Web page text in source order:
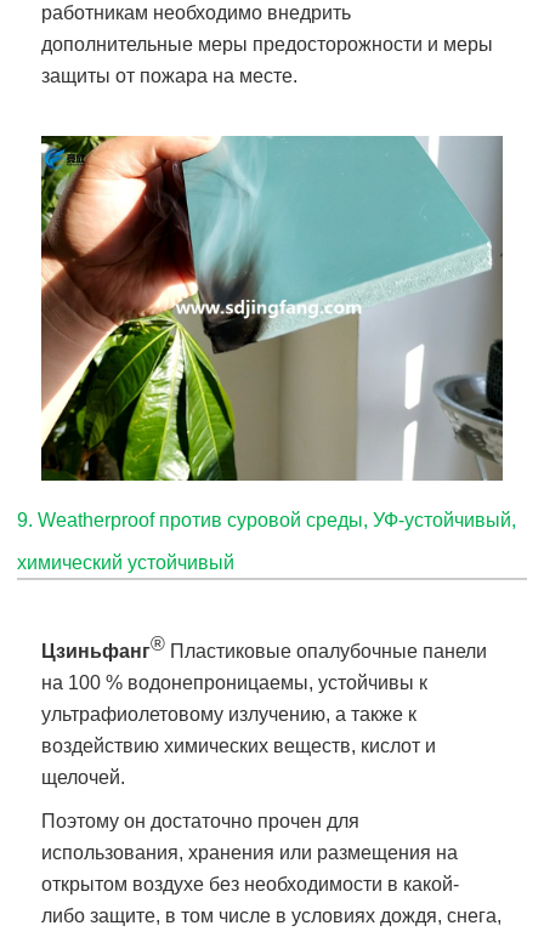
работникам необходимо внедрить
дополнительные меры предосторожности и меры
защиты от пожара на месте.
9.Weatherproof против суровой среды, УФ-устойчивый,
химический устойчивый
Цзиньфанг® Пластиковые опалубочные панели
на 100 % водонепроницаемы, устойчивы к
ультрафиолетовому излучению, а также к
воздействию химических веществ, кислот и
щелочей.
Поэтому он достаточно прочен для
использования, хранения или размещения на
открытом воздухе без необходимости в какой-
либо защите, в том числе в условиях дождя, снега,